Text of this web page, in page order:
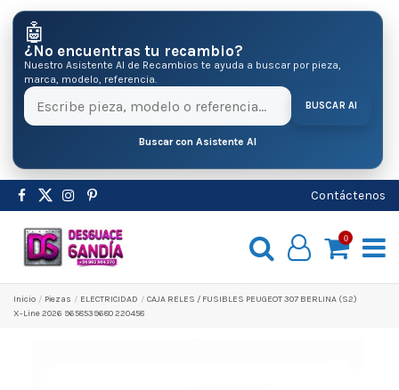
🤖
¿No encuentras tu recambio?
Nuestro Asistente AI de Recambios te ayuda a buscar por pieza,
marca, modelo, referencia.
BUSCAR AI
Buscar con Asistente AI
Contáctenos
0
Inicio Pіezas ELECTRICIDAD
CAJA RELES / FUSIBLES PEUGEOT 307 BERLINA (S2)
X-Line 2026 9658539680 220458